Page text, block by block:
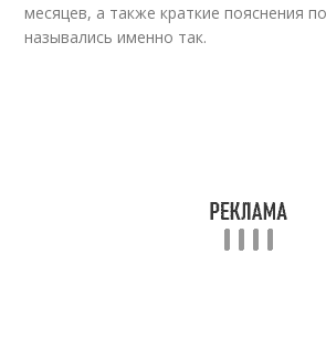
месяцев, а также краткие пояснения
назывались именно так.